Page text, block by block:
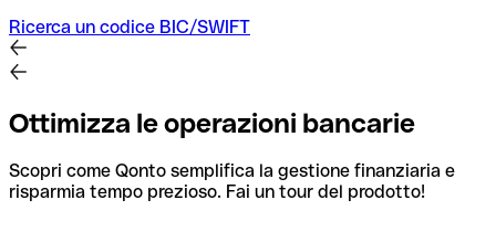
Ricerca un codice BIC/SWIFT
Ottimizza le operazioni bancarie
Scopri come Qonto semplifica la gestione finanziaria e
risparmia tempo prezioso. Fai un tour del prodotto!